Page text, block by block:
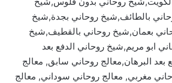
بالطائف,شيخ روحاني بجدة,شيخ
بعمان,شيخ روحاني بالقطيف,شيخ
ابو مريم,شيخ روحاني الدفع بعد
بعد البرهان,معالج روحاني سابق, معالج
مغربي, معالج روحاني سوداني, معالج